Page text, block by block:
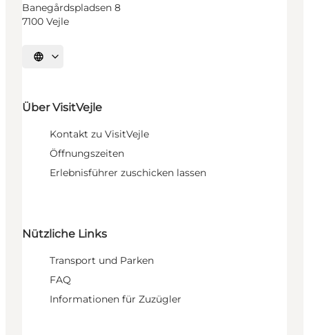
Banegårdspladsen 8
7100 Vejle
Sprache auswählen
Über VisitVejle
Kontakt zu VisitVejle
Öffnungszeiten
Erlebnisführer zuschicken lassen
Nützliche Links
Transport und Parken
FAQ
Informationen für Zuzügler